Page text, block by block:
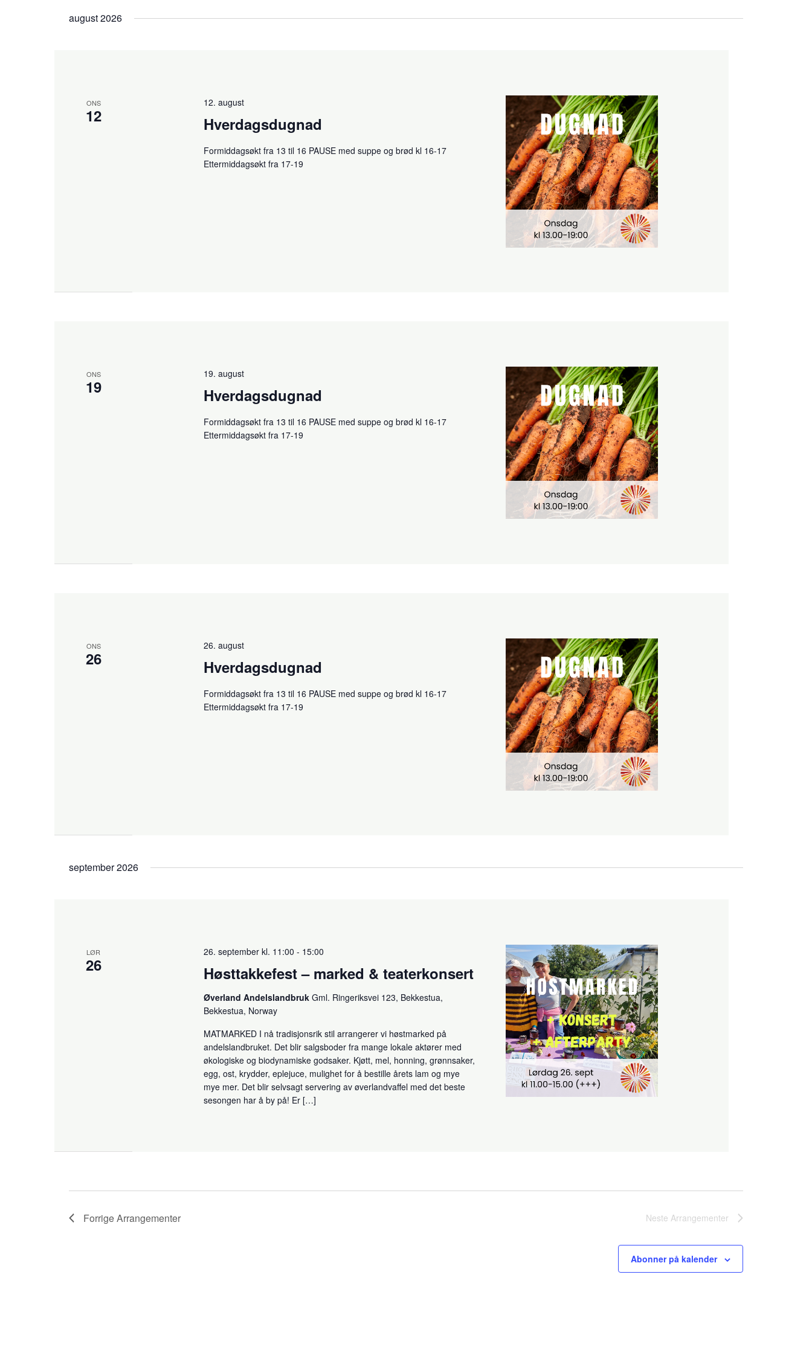
august 2026
ONS
12 Hverdagsdugnad
12. august
Formiddagsøkt fra 13 til 16 PAUSE med suppe og brød kl 16-17
Ettermiddagsøkt fra 17-19
ONS
19 Hverdagsdugnad
19. august
Formiddagsøkt fra 13 til 16 PAUSE med suppe og brød kl 16-17
Ettermiddagsøkt fra 17-19
ONS
26 Hverdagsdugnad
26. august
Formiddagsøkt fra 13 til 16 PAUSE med suppe og brød kl 16-17
Ettermiddagsøkt fra 17-19
september 2026
LØR
26 Høsttakkefest – marked & teaterkonsert
26. september kl. 11:00 - 15:00
Øverland Andelslandbruk Gml. Ringeriksvei 123, Bekkestua,
Bekkestua, Norway
MATMARKED I nå tradisjonsrik stil arrangerer vi høstmarked på
andelslandbruket. Det blir salgsboder fra mange lokale aktører med
økologiske og biodynamiske godsaker. Kjøtt, mel, honning, grønnsaker,
egg, ost, krydder, eplejuce, mulighet for å bestille årets lam og mye
mye mer. Det blir selvsagt servering av øverlandvaffel med det beste
sesongen har å by på! Er […]
ForrigeArrangementer Neste Arrangementer
Abonner på kalender